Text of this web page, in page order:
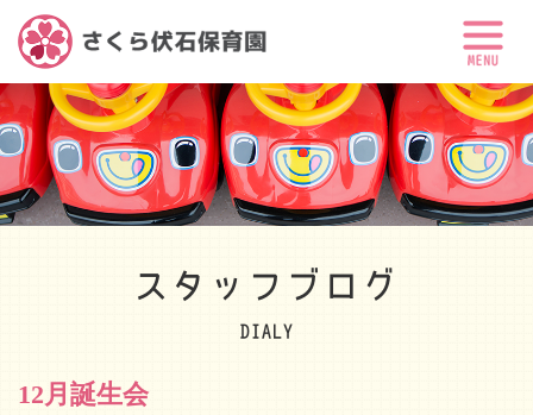
スタッフブログ
DIALY
12月誕生会